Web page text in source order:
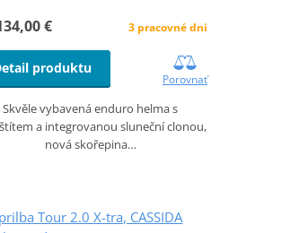
€ 3 pracovné dni
produktu
Porovnať
Skvěle vybavená enduro helma s
a integrovanou sluneční clonou,
nová skořepina…
prilba Tour 2.0 X-tra, CASSIDA